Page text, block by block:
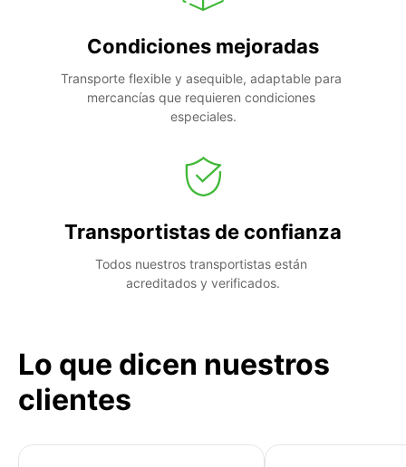
Condiciones mejoradas
Transporte flexible y asequible, adaptable para
mercancías que requieren condiciones
especiales.
Transportistas de confianza
Todos nuestros transportistas están
acreditados y verificados.
Lo que dicen nuestros
clientes